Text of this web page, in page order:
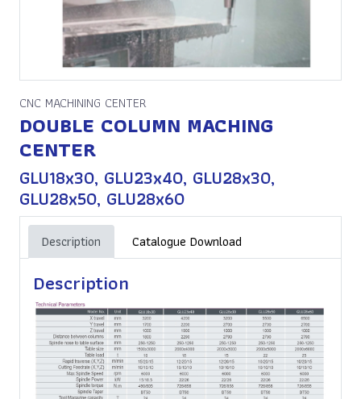
CNC MACHINING CENTER
DOUBLE COLUMN MACHING
CENTER
GLU18x30, GLU23x40, GLU28x30,
GLU28x50, GLU28x60
Description Catalogue Download
Description